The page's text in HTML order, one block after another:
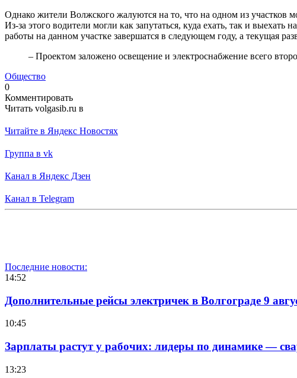
Однако жители Волжского жалуются на то, что на одном из участков
Из-за этого водители могли как запутаться, куда ехать, так и
работы на данном участке завершатся в следующем году, а текущая
– Проектом заложено освещение и электроснабжение всего
Общество
0
Комментировать
Читать volgasib.ru в
Читайте в Яндекс Новостях
Группа в vk
Канал в Яндекс Дзен
Канал в Telegram
Последние новости:
14:52
Дополнительные рейсы электричек в Волгограде 9
10:45
Зарплаты растут у рабочих: лидеры по динамике —
13:23